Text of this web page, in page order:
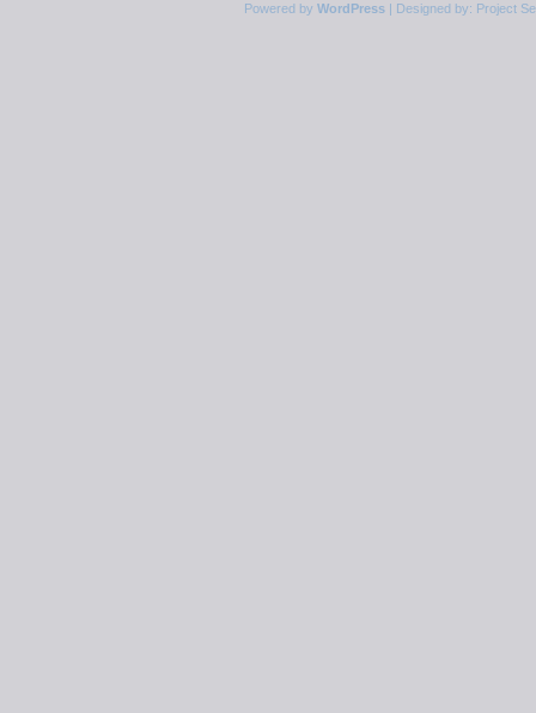
Powered by WordPress| Designed by: Project